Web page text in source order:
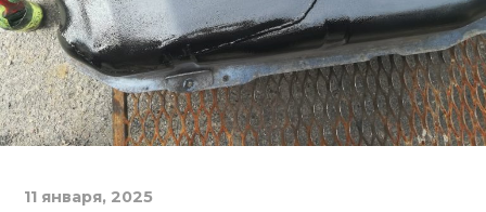
11 января, 2025